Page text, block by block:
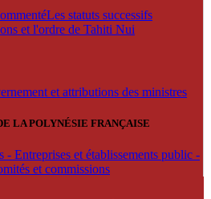
Les statuts successifs
et l'ordre de Tahiti Nui
et attributions des ministres
LA POLYNÉSIE FRANÇAISE
- Entreprises et établissements public -
et commissions